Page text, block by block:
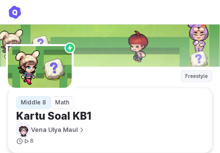
Freestyle
Middle 8 Math
Kartu Soal KB1
Vena Ulya Maul
8